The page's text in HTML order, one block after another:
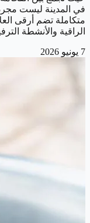
في المدينة ليست
متكاملة تضم أرقى
الراقية والأنشطة
7 يونيو 2026